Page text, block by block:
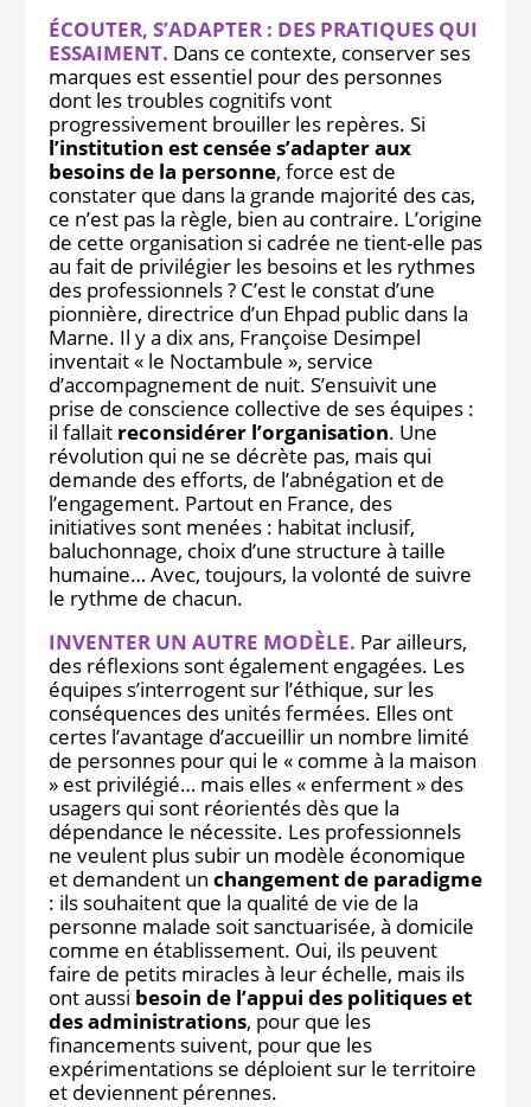
ÉCOUTER, S’ADAPTER : DES PRATIQUES QUI
ESSAIMENT. Dans ce contexte, conserver ses
marques est essentiel pour des personnes
dont les troubles cognitifs vont
progressivement brouiller les repères. Si
l’institution est censée s’adapter aux
besoins de la personne, force est de
constater que dans la grande majorité des cas,
ce n’est pas la règle, bien au contraire. L’origine
de cette organisation si cadrée ne tient-elle pas
au fait de privilégier les besoins et les rythmes
des professionnels ? C’est le constat d’une
pionnière, directrice d’un Ehpad public dans la
Marne. Il y a dix ans, Françoise Desimpel
inventait « le Noctambule », service
d’accompagnement de nuit. S’ensuivit une
prise de conscience collective de ses équipes :
il fallait reconsidérer l’organisation. Une
révolution qui ne se décrète pas, mais qui
demande des efforts, de l’abnégation et de
l’engagement. Partout en France, des
initiatives sont menées : habitat inclusif,
baluchonnage, choix d’une structure à taille
humaine… Avec, toujours, la volonté de suivre
le rythme de chacun.
INVENTER UN AUTRE MODÈLE. Par ailleurs,
des réflexions sont également engagées. Les
équipes s’interrogent sur l’éthique, sur les
conséquences des unités fermées. Elles ont
certes l’avantage d’accueillir un nombre limité
de personnes pour qui le « comme à la maison
» est privilégié… mais elles « enferment » des
usagers qui sont réorientés dès que la
dépendance le nécessite. Les professionnels
ne veulent plus subir un modèle économique
et demandent un changement de paradigme
: ils souhaitent que la qualité de vie de la
personne malade soit sanctuarisée, à domicile
comme en établissement. Oui, ils peuvent
faire de petits miracles à leur échelle, mais ils
ont aussi besoin de l’appui des politiques et
des administrations, pour que les
financements suivent, pour que les
expérimentations se déploient sur le territoire
et deviennent pérennes.